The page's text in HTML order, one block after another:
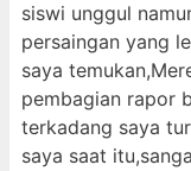
siswi unggul
persaingan yang
saya
pembagian rapor
terkadang saya
saya saat